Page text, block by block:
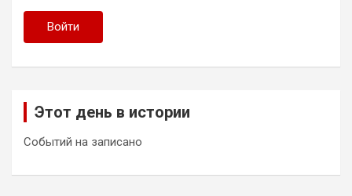
Войти
Этот день в истории
Событий на записано